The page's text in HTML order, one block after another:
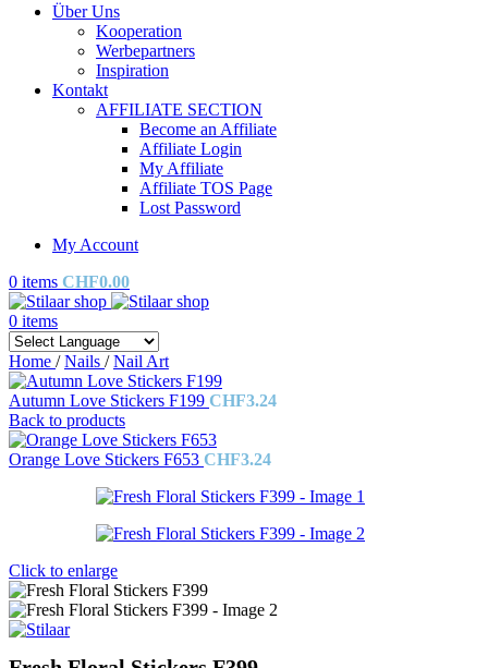
Über Uns
Kooperation
Werbepartners
Inspiration
Kontakt
AFFILIATE SECTION
Become an Affiliate
Affiliate Login
My Affiliate
Affiliate TOS Page
Lost Password
My Account
0 items CHF0.00
0 items
Home / Nails / Nail Art
Autumn Love Stickers F199 CHF3.24
Back to products
Orange Love Stickers F653 CHF3.24
Click to enlarge